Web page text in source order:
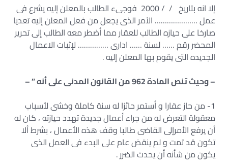
إلا انه بتاريخ / / 2000 فوجىء الطالب بالمعلن إليه يشرع فى
عمل ………………… الأمر الذى يجعل من فعل المعلن إليه تعديا
صارخا على حيازه الطالب للعقار مما أضطر معه الطالب إلى تحرير
المحضر رقم …… لسنة …… ادارى …………… لإثبات الاعمال
الجديده التى يقوم بها المعلن إليه .
– وحيث تنص المادة 962 من القانون المدنى على أنه ” –
1- من حاز عقارا و أستمر حائزا له سنة كاملة وخشى لأسباب
معقولة التعرض له من جراء أعمال جديدة تهدد حيازته ، كان له
أن يرفع الأمرإلى القاضى طالبا وقف هذه الأعمال ، بشرط ألا
تكون قد تمت و لم ينقض عام على البدء فى العمل الذى
يكون من شأنه أن يحدث الضرر .